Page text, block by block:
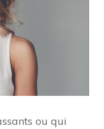
ou qui